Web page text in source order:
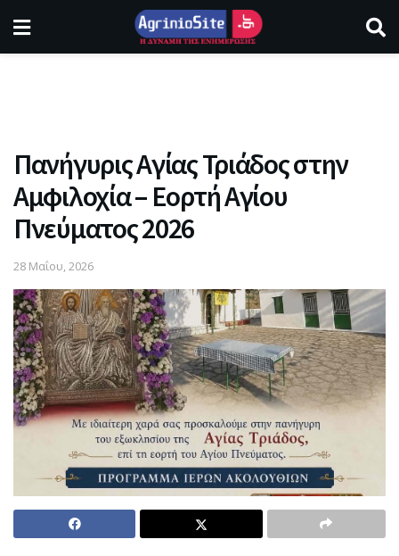
Πανήγυρις Αγίας Τριάδος στην
Αμφιλοχία – Εορτή Αγίου
Πνεύματος 2026
28 Μαΐου, 2026